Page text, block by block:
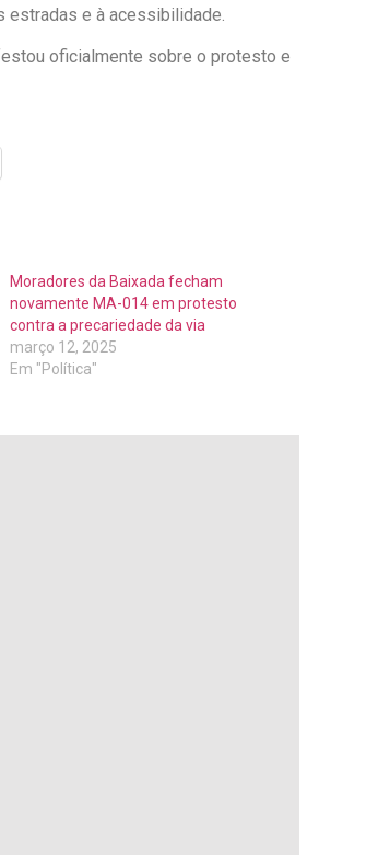
estradas e à acessibilidade.
oficialmente sobre o protesto e
Moradores da Baixada fecham
novamente MA-014 em protesto
contra a precariedade da via
março 12, 2025
Em "Política"